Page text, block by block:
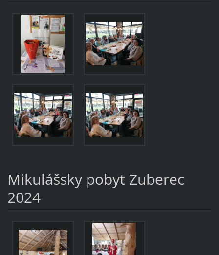
Mikulášsky pobyt Zuberec
2024